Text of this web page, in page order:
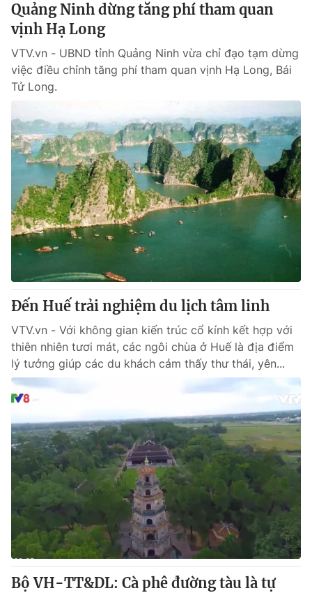
Quảng Ninh dừng tăng phí tham quan
vịnh Hạ Long
VTV.vn - UBND tỉnh Quảng Ninh vừa chỉ đạo tạm dừng
việc điều chỉnh tăng phí tham quan vịnh Hạ Long, Bái
Tử Long.
Đến Huế trải nghiệm du lịch tâm linh
VTV.vn - Với không gian kiến trúc cổ kính kết hợp với
thiên nhiên tươi mát, các ngôi chùa ở Huế là địa điểm
lý tưởng giúp các du khách cảm thấy thư thái, yên...
Bộ VH-TT&DL: Cà phê đường tàu là tự